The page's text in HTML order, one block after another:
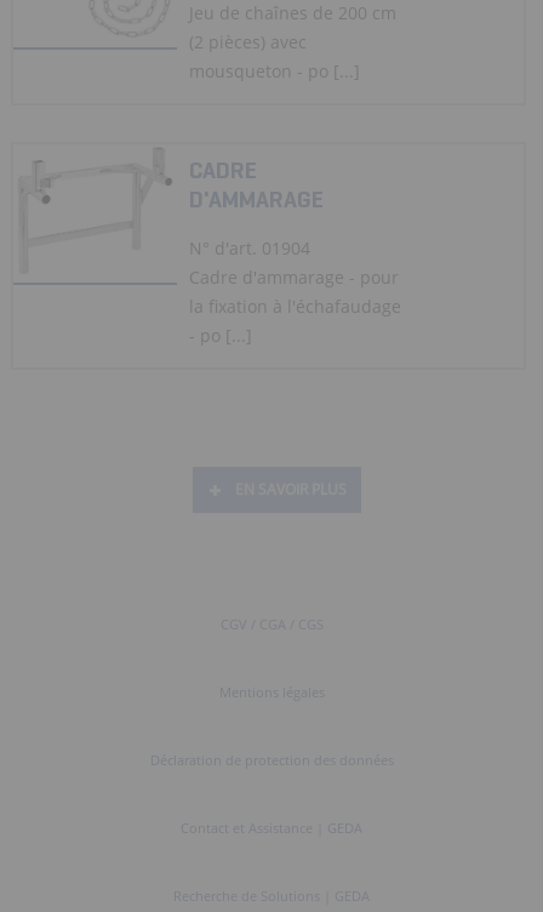
Jeu de chaînes de 200 cm
(2 pièces) avec
mousqueton - po [...]
CADRE
D'AMMARAGE
N° d'art. 01904
Cadre d'ammarage - pour
la fixation à l'échafaudage
- po [...]
CGV / CGA / CGS
Mentions légales
Déclaration de protection des données
Contact et Assistance | GEDA
Recherche de Solutions | GEDA